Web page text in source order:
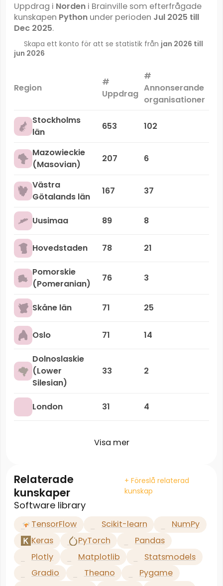
Uppdrag i Nordeni Brainville som efterfrågade
kunskapen Pythonunder perioden Jul 2025 till
Dec 2025.
Skapa ett konto för att se statistik från jan 2026 till
jun 2026
Region
#
Uppdrag
#
Annonserande
organisationer
Stockholms
län
653 102
Mazowieckie
(Masovian)
207 6
Västra
Götalands län
167 37
Uusimaa 89 8
Hovedstaden 78 21
Pomorskie
(Pomeranian)
76 3
Skåne län 71 25
Oslo 71 14
Dolnoslaskie
(Lower
Silesian)
33 2
London 31 4
Visa mer
Relaterade
kunskaper
+ Föreslå relaterad
kunskap
Software library
TensorFlow Scikit-learn
NumPy
Keras
PyTorch
Pandas
Plotly
Matplotlib
Statsmodels
Gradio
Theano
Pygame